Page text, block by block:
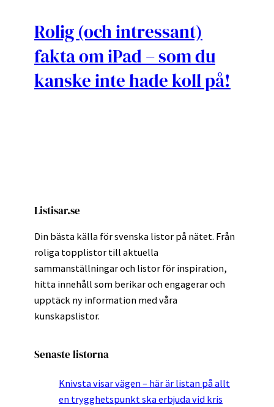
Rolig (och intressant)
fakta om iPad – som du
kanske inte hade koll på!
Listisar.se
Din bästa källa för svenska listor på nätet. Från
roliga topplistor till aktuella
sammanställningar och listor för inspiration,
hitta innehåll som berikar och engagerar och
upptäck ny information med våra
kunskapslistor.
Senaste listorna
Knivsta visar vägen – här är listan på allt
en trygghetspunkt ska erbjuda vid kris